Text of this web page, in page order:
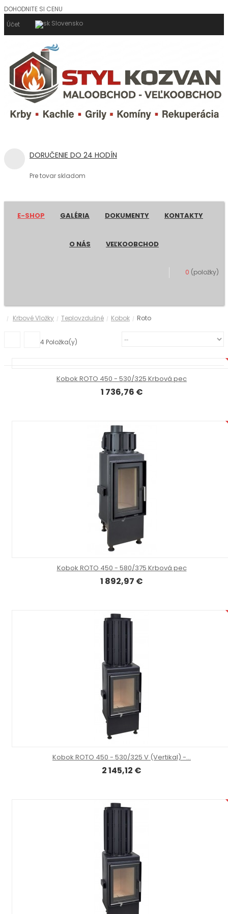
DOHODNITE SI CENU
Účet
Slovensko
DORUČENIE DO 24 HODÍN
Pre tovar skladom
E-SHOP GALÉRIA DOKUMENTY KONTAKTY
O NÁS VEĽKOOBCHOD
0 (položky)
/ Krbové Vložky / Teplovzdušné / Kobok / Roto
4 Položka(y)
Kobok ROTO 450 - 530/325 Krbová pec
1 736,76 €
Kobok ROTO 450 - 580/375 Krbová pec
1 892,97 €
Kobok ROTO 450 - 530/325 V (Vertikal) -...
2 145,12 €